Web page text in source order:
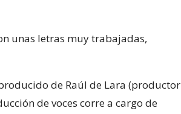
unas letras muy trabajadas,
de Raúl de Lara (productor
de voces corre a cargo de